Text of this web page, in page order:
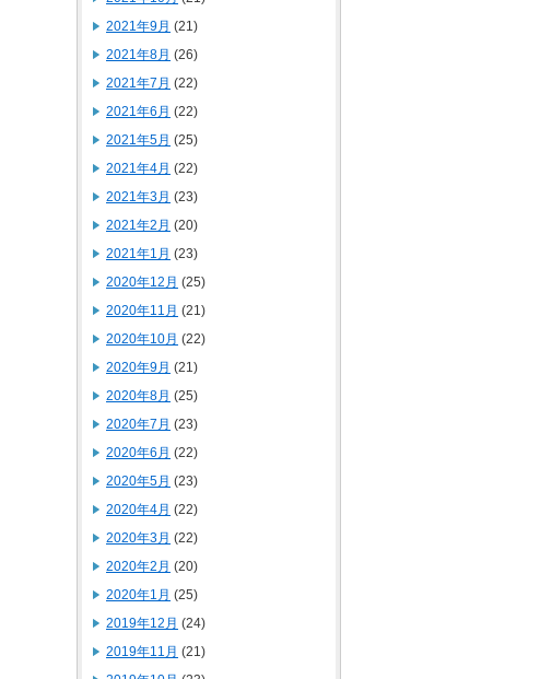
2021年9月 (21)
2021年8月 (26)
2021年7月 (22)
2021年6月 (22)
2021年5月 (25)
2021年4月 (22)
2021年3月 (23)
2021年2月 (20)
2021年1月 (23)
2020年12月 (25)
2020年11月 (21)
2020年10月 (22)
2020年9月 (21)
2020年8月 (25)
2020年7月 (23)
2020年6月 (22)
2020年5月 (23)
2020年4月 (22)
2020年3月 (22)
2020年2月 (20)
2020年1月 (25)
2019年12月 (24)
2019年11月 (21)